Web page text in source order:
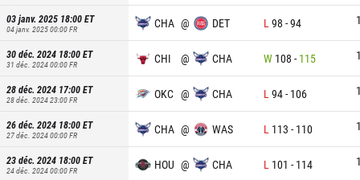
03 janv. 2025 18:00ET
04 janv. 2025 00:00FR CHA @ DET L 98 -94
30 déc. 2024 18:00ET
31 déc. 2024 00:00FR CHI @ CHA W 108 - 115
28 déc. 2024 17:00ET
28 déc. 2024 23:00FR OKC @ CHA L 94- 106
26 déc. 2024 18:00ET
27 déc. 2024 00:00FR CHA @ WAS L 113 - 110
23 déc. 2024 18:00ET
24 déc. 2024 00:00FR HOU @ CHA L 101 - 114